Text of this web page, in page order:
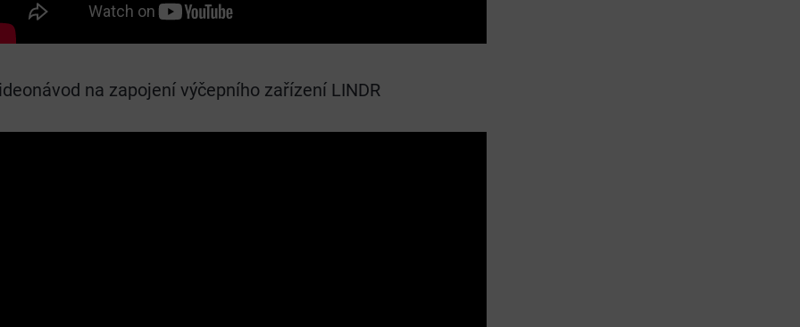
na zapojení výčepního zařízení LINDR